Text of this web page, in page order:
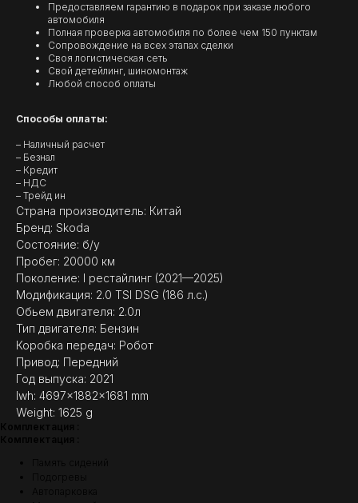
Предоставляем гарантию в подарок при заказе любого
автомобиля
Полная проверка автомобиля по более чем 150 пунктам
Сопровождение на всех этапах сделки
Своя логистическая сеть
Свой детейлинг, шиномонтаж
Любой способ оплаты
Способы оплаты:
– Наличный расчет
– Безнал
– Кредит
– НДС
– Трейд ин
Страна производитель: Китай
Бренд: Skoda
Состояние: б/у
Пробег: 20000 км
Поколение: I рестайлинг (2021—2025)
Модификация: 2.0 TSI DSG (186 л.с.)
Обьем двигателя: 2.0л
Тип двигателя: Бензин
Коробка передач: Робот
Привод: Передний
Год выпуска: 2021
lwh: 4697x1882x1681 mm
Weight: 1625 g
МНЕНИЕ ДОВОЛЬНЫХ
КЛИЕНТОВ — ГЛАВНЫЙ
ПОКАЗАТЕЛЬ КАЧЕСТВА
НАШЕЙ РАБОТЫ
ОТЗЫВЫ )